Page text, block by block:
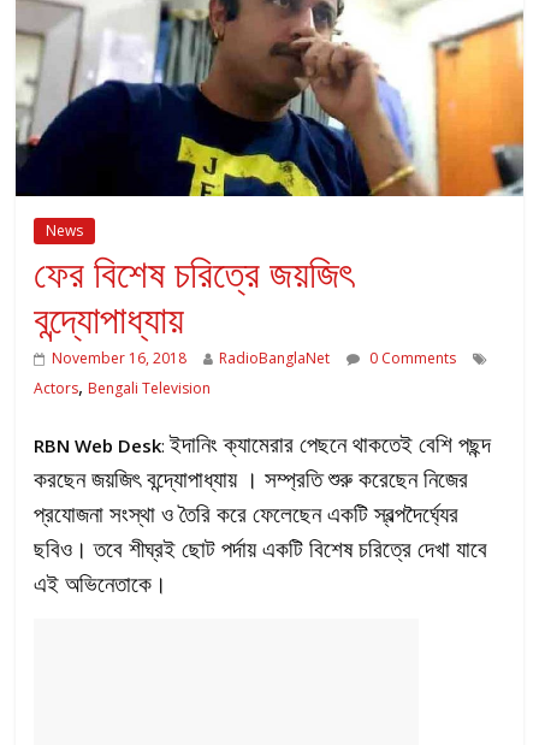
News
ফের বিশেষ চরিত্রে জয়জিৎ
বন্দ্যোপাধ্যায়
November 16, 2018 RadioBanglaNet
0 Comments
Actors, Bengali Television
RBN Web Desk:ইদানিং ক্যামেরার পেছনে থাকতেই বেশি পছন্দ
করছেন জয়জিৎ বন্দ্যোপাধ্যায় । সম্প্রতি শুরু করেছেন নিজের
প্রযোজনা সংস্থা ও তৈরি করে ফেলেছেন একটি স্বল্পদৈর্ঘ্যের
ছবিও। তবে শীঘ্রই ছোট পর্দায় একটি বিশেষ চরিত্রে দেখা যাবে
এই অভিনেতাকে।